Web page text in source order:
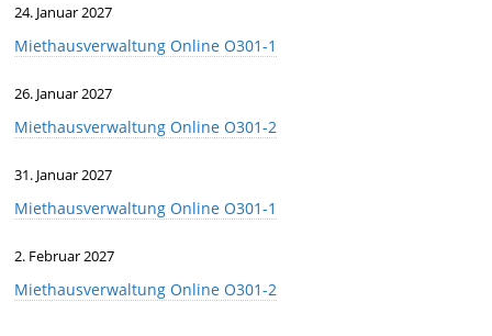
24. Januar 2027
Miethausverwaltung Online O301-1
26. Januar 2027
Miethausverwaltung Online O301-2
31. Januar 2027
Miethausverwaltung Online O301-1
2. Februar 2027
Miethausverwaltung Online O301-2